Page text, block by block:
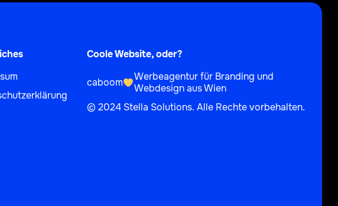
Coole Website, oder?
caboom
Werbeagentur für Branding und
Webdesign aus Wien
© 2024 Stella Solutions. Alle Rechte vorbehalten.